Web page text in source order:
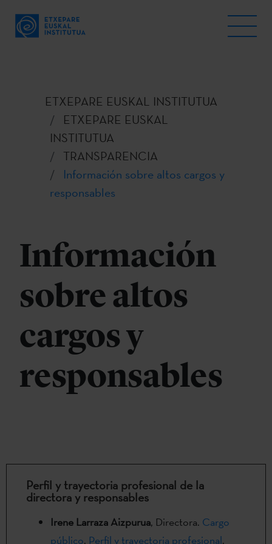
ETXEPARE EUSKAL INSTITUTUA
ETXEPARE EUSKAL
INSTITUTUA
TRANSPARENCIA
Información sobre altos cargos y
responsables
Información
sobre altos
cargos y
responsables
Perfil y trayectoria profesional de la
directora y responsables
Irene Larraza Aizpurua, Directora. Cargo
público. Perfil y trayectoria profesional.